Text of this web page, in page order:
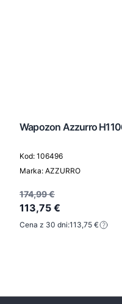
Wapozon Azzurro
Kod: 106496
Marka: AZZURRO
174,99 €
113,75 €
Cena z 30 dni:113,75 €